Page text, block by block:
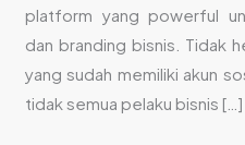
platform yang powerful
dan branding bisnis. Tidak
yang sudah memiliki akun
tidak semua pelaku bisnis […]